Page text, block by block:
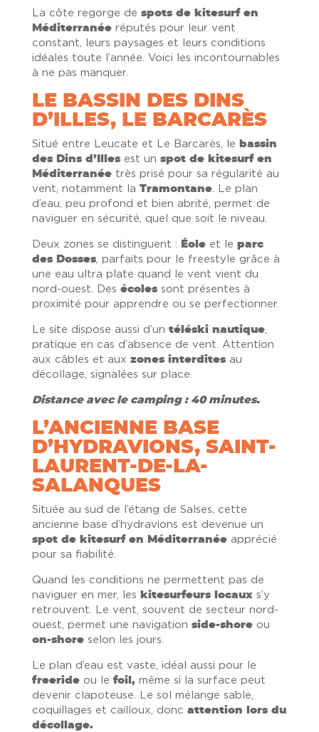
La côte regorge de spots de kitesurf en
Méditerranéeréputés pour leur vent
constant, leurs paysages et leurs conditions
idéales toute l’année. Voici les incontournables
à ne pas manquer.
LE BASSIN DES DINS
D’ILLES, LE BARCARÈS
Situé entre Leucate et Le Barcarès, le
bassin
des Dins d’Illesest un spot de kitesurf en
Méditerranéetrès prisé pour sa régularité au
vent, notamment la Tramontane. Le plan
d’eau, peu profond et bien abrité, permet de
naviguer en sécurité, quel que soit le niveau.
Deux zones se distinguent : Éoleet le parc
des Dosses, parfaits pour le freestyle grâce à
une eau ultra plate quand le vent vient du
nord-ouest. Des écolessont présentes à
proximité pour apprendre ou se perfectionner.
Le site dispose aussi d’un téléski nautique,
pratique en cas d’absence de vent. Attention
aux câbles et aux zones interditesau
décollage, signalées sur place.
Distance avec le camping : 40 minutes.
L’ANCIENNE BASE
D’HYDRAVIONS, SAINT-
LAURENT-DE-LA-
SALANQUES
Située au sud de l’étang de Salses, cette
ancienne base d’hydravions est devenue un
spot de kitesurf en Méditerranéeapprécié
pour sa fiabilité.
Quand les conditions ne permettent pas de
naviguer en mer, les
kitesurfeurs locauxs’y
retrouvent. Le vent, souvent de secteur nord-
ouest, permet une navigation side-shoreou
on-shoreselon les jours.
Le plan d’eau est vaste, idéal aussi pour le
freerideou le foil,même si la surface peut
devenir clapoteuse. Le sol mélange sable,
coquillages et cailloux, donc attention lors du
décollage.